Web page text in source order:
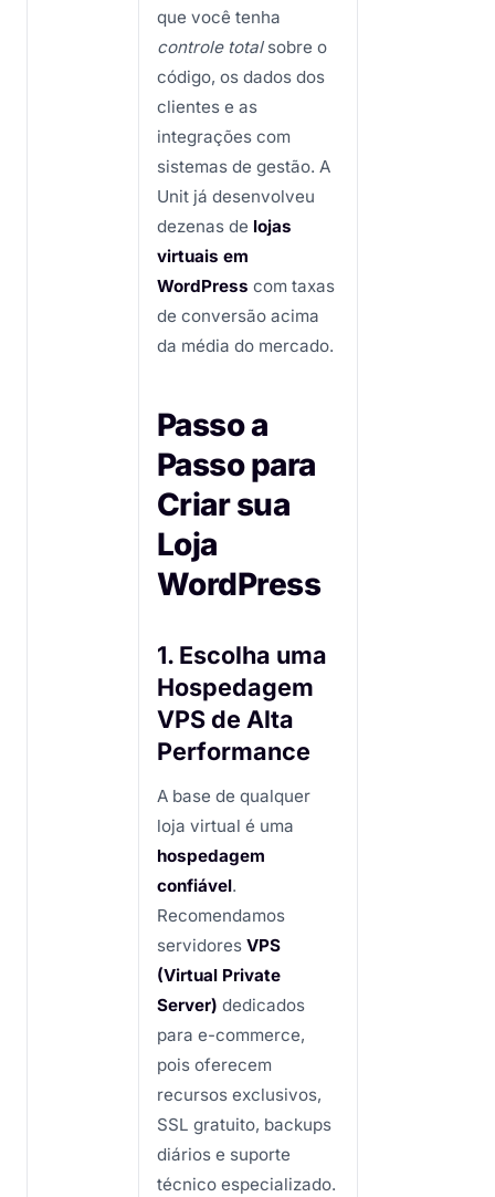
que você tenha
controle totalsobre o
código, os dados dos
clientes e as
integrações com
sistemas de gestão. A
Unit já desenvolveu
dezenas de lojas
virtuais em
WordPress com taxas
de conversão acima
da média do mercado.
Passo a
Passo para
Criar sua
Loja
WordPress
1. Escolha uma
Hospedagem
VPS de Alta
Performance
A base de qualquer
loja virtual é uma
hospedagem
confiável.
Recomendamos
servidores VPS
(Virtual Private
Server) dedicados
para e-commerce,
pois oferecem
recursos exclusivos,
SSL gratuito, backups
diários e suporte
técnico especializado.